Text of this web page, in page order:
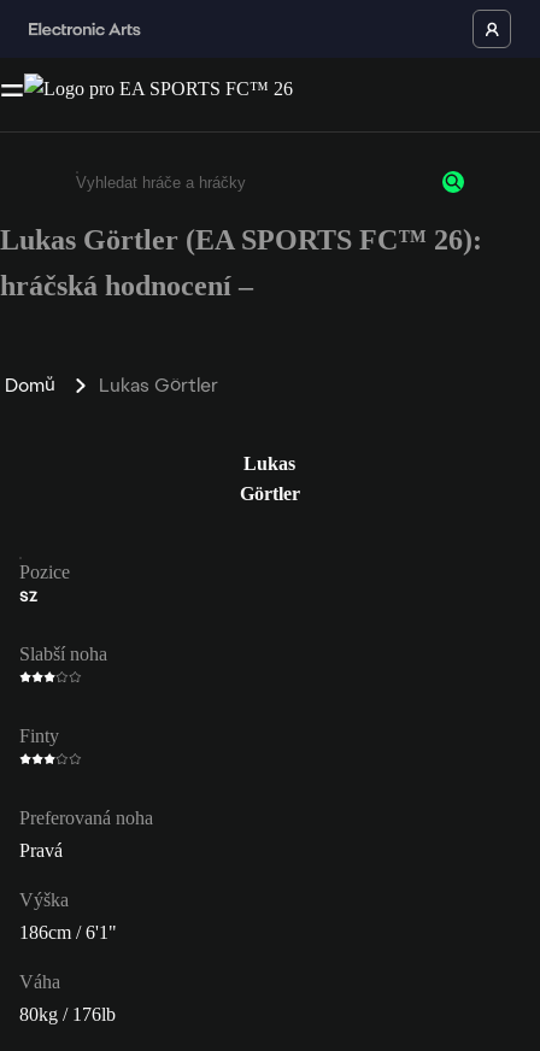
Enter a minimum of 3 characters or numbers
Lukas Görtler (EA SPORTS FC™ 26):
hráčská hodnocení –
Domů Lukas Görtler
Lukas
Görtler
Pozice
SZ
Slabší noha
Finty
Preferovaná noha
Pravá
Výška
186cm / 6'1"
Váha
80kg / 176lb